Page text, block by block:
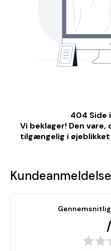
404 Side
Vi beklager! Den
tilgængelig i øjeblikket
Kundeanmeldelse